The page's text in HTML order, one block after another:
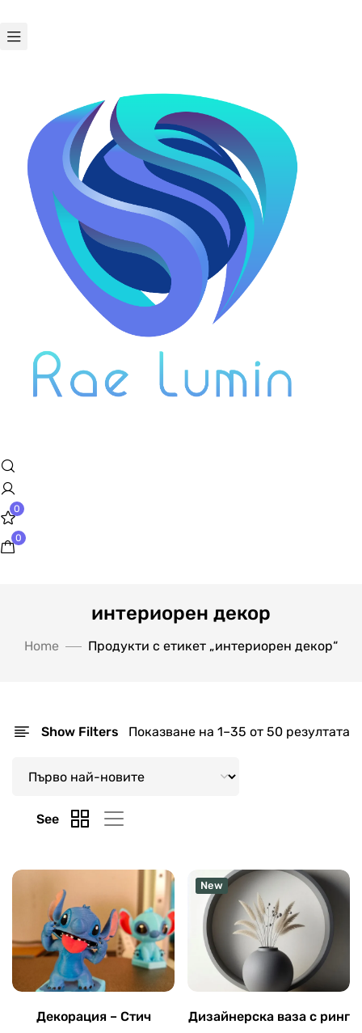
0
0
интериорен декор
Home Продукти с етикет „интериорен декор“
Show Filters Показване на 1–35 от 50 резултата
See
Декорация – Стич
New
Дизайнерска ваза с ринг